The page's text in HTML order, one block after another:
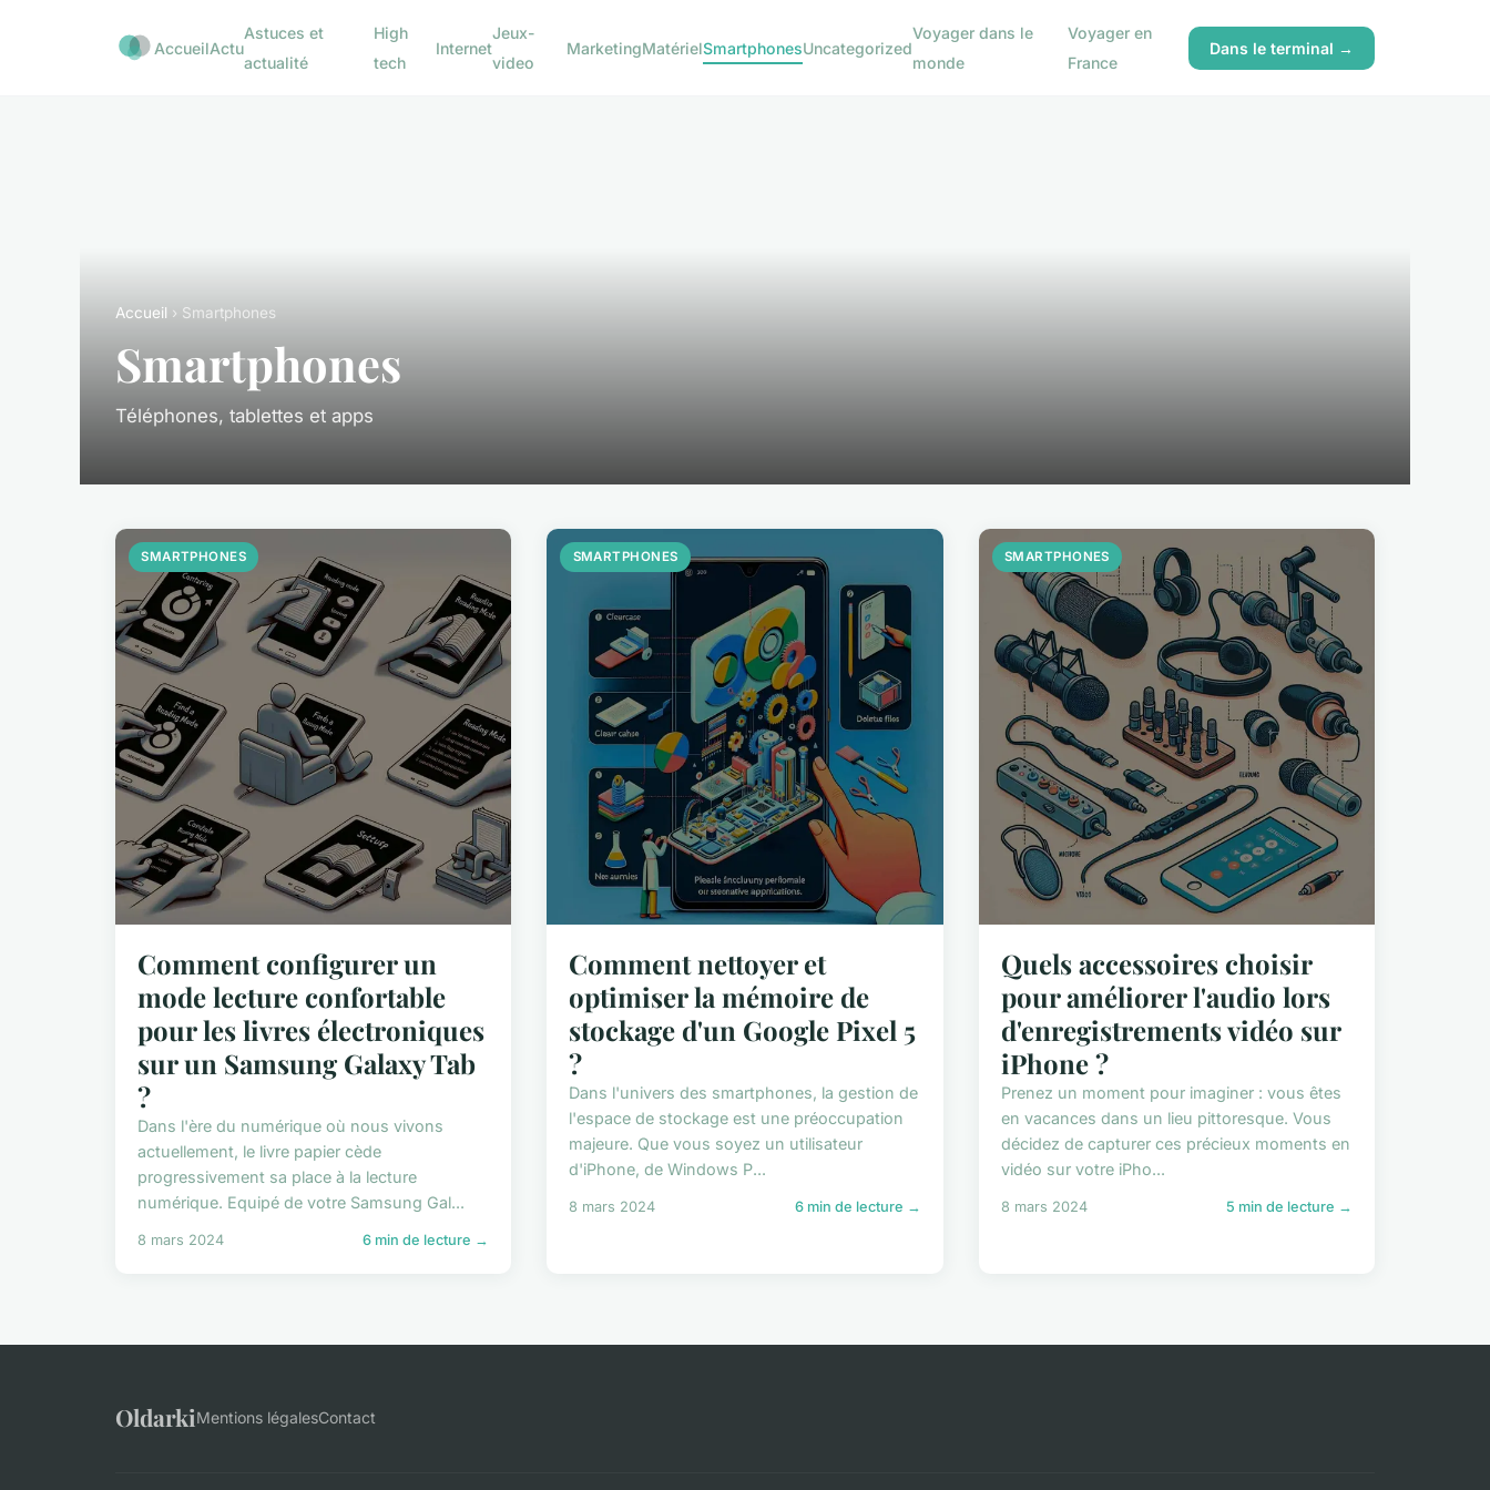
AccueilActu
Astuces et
actualité
High
tech
Internet
Jeux-
video
MarketingMatérielSmartphonesUncategorized
Voyager dans le
monde
Voyager en
France
Dans le terminal →
Accueil › Smartphones
Smartphones
Téléphones, tablettes et apps
SMARTPHONES
Comment configurer un
mode lecture confortable
pour les livres électroniques
sur un Samsung Galaxy Tab
?
Dans l'ère du numérique où nous vivons
actuellement, le livre papier cède
progressivement sa place à la lecture
numérique. Equipé de votre Samsung Gal...
8 mars 2024 6 min de lecture →
SMARTPHONES
Comment nettoyer et
optimiser la mémoire de
stockage d'un Google Pixel 5
?
Dans l'univers des smartphones, la gestion de
l'espace de stockage est une préoccupation
majeure. Que vous soyez un utilisateur
d'iPhone, de Windows P...
8 mars 2024 6 min de lecture →
SMARTPHONES
Quels accessoires choisir
pour améliorer l'audio lors
d'enregistrements vidéo sur
iPhone ?
Prenez un moment pour imaginer : vous êtes
en vacances dans un lieu pittoresque. Vous
décidez de capturer ces précieux moments en
vidéo sur votre iPho...
8 mars 2024 5 min de lecture →
OldarkiMentions légalesContact